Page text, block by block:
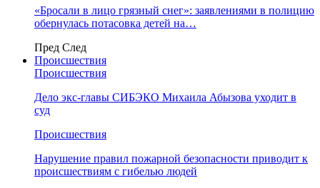
«Бросали в лицо грязный снег»: заявлениями в полицию
обернулась потасовка детей на…
Пред След
Происшествия
Происшествия
Дело экс-главы СИБЭКО Михаила Абызова уходит в
суд
Происшествия
Нарушение правил пожарной безопасности приводит к
происшествиям с гибелью людей